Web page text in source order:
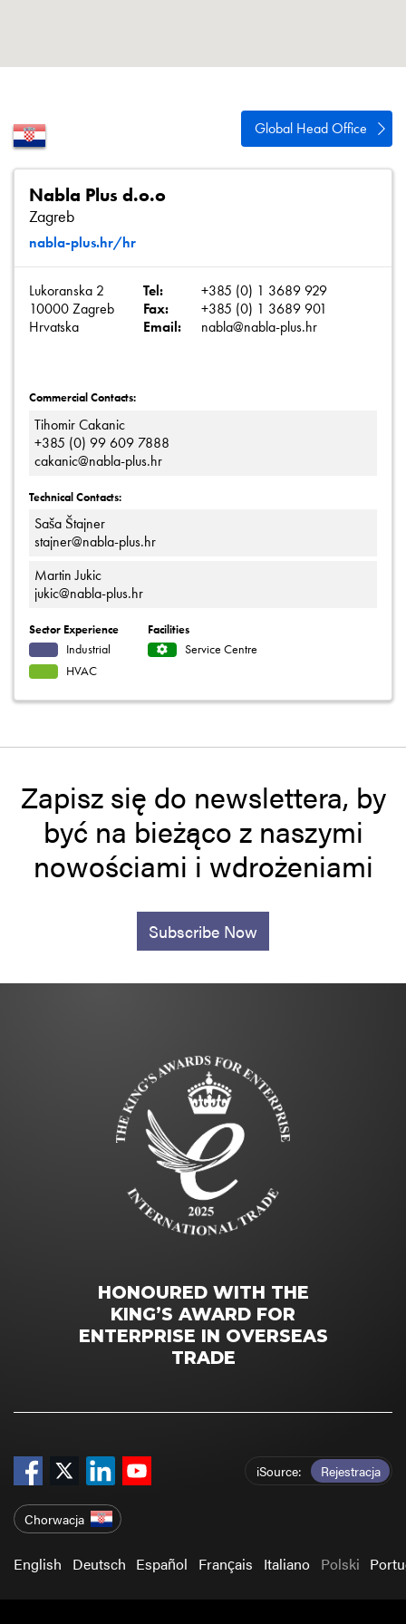
Global Head Office
Nabla Plus d.o.o
Zagreb
nabla-plus.hr/hr
Lukoranska 2
10000 Zagreb
Hrvatska
Tel:
+385 (0) 1 3689 929
Fax:
+385 (0) 1 3689 901
Email:
nabla@nabla-plus.hr
Commercial Contacts:
Tihomir Cakanic
+385 (0) 99 609 7888
cakanic@nabla-plus.hr
Technical Contacts:
Saša Štajner
stajner@nabla-plus.hr
Martin Jukic
jukic@nabla-plus.hr
Sector Experience
Industrial
HVAC
Facilities
Service Centre
Zapisz się do newslettera, by
być na bieżąco z naszymi
nowościami i wdrożeniami
Subscribe Now
HONOURED WITH THE
KING’S AWARD FOR
ENTERPRISE IN OVERSEAS
TRADE
iSource Rejestracja
Chorwacja
English Deutsch Español Français Italiano Polski